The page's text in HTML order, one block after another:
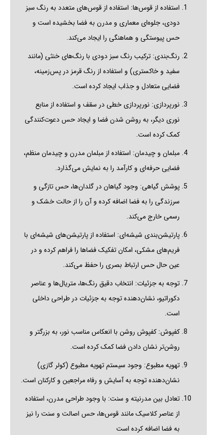
استفاده از قوس‌ها: استفاده از قوس‌های متعدد به رنگ سبز
دودی، جلوه‌ای معماری و مدرن به فضا بخشیده است و
حس پیوستگی و هماهنگی را ایجاد می‌کند.
رنگ‌بندی: ترکیب رنگ سبز دودی با رنگ‌های خنثی (مانند
سفید و خاکستری) و استفاده از رنگ قرمز در پس‌زمینه،
فضایی متعادل و جذاب ایجاد کرده است.
نورپردازی: نورپردازی خطی در سقف و استفاده از منابع
نوری دیگر، به روشن شدن فضا و ایجاد حس دعوت‌کنندگی
کمک کرده است.
مبلمان و چیدمان: استفاده از مبلمان مدرن و چیدمان منظم،
فضایی حرفه‌ای و کارآمد را به نمایش می‌گذارد.
پوشش گیاهی: وجود گیاهان در گلدان‌ها، حس تازگی و
سرزندگی را به فضا اضافه کرده و آن را از حالت خشک و
رسمی خارج می‌کند.
پارتیشن‌بندی شیشه‌ای: استفاده از پارتیشن‌های شیشه‌ای با
فریم‌های مشکی، امکان تفکیک فضاها را فراهم کرده و در
عین حال حس ارتباط بصری را حفظ می‌کند.
توجه به جزئیات: انتخاب دقیق رنگ‌ها، متریال‌ها و عناصر
دکوراتیو، نشان‌دهنده توجه به جزئیات در طراحی داخلی
است.
کفپوش: کفپوش روشن با انعکاس مناسب نور، به بزرگتر و
روشن‌تر نشان دادن فضا کمک کرده است.
تهویه مطبوع: وجود سیستم تهویه مطبوع (کولر گازی)
نشان‌دهنده توجه به آسایش و رفاه مراجعین و کارکنان است.
تعادل بین مدرنیته و سنت: با وجود طراحی مدرن، استفاده
از عناصر کلاسیک مانند قوس‌ها، حس اصالت و سنت را نیز
به فضا اضافه کرده است